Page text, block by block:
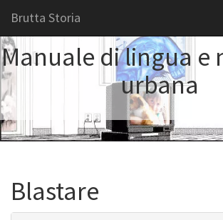
Brutta Storia
Manuale di lingua e
urbana
Blastare